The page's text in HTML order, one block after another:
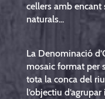
cellers amb encant
naturals...
La Denominació
mosaic format per
tota la conca del
l’objectiu